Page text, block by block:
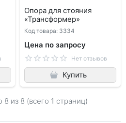
Опора для стояния
«Трансформер»
Код товара: 3334
Цена по запросу
Нет отзывов
Купить
8 из 8 (всего 1 страниц)